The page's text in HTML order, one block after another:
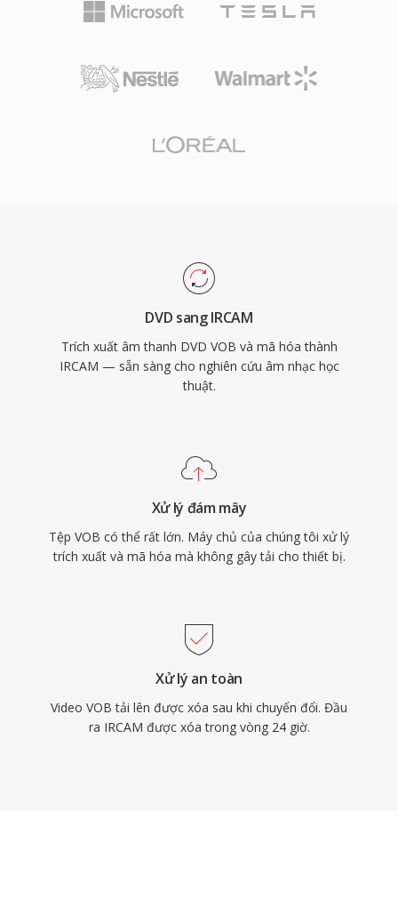
DVD sang IRCAM
Trích xuất âm thanh DVD VOB và mã hóa thành
IRCAM — sẵn sàng cho nghiên cứu âm nhạc học
thuật.
Xử lý đám mây
Tệp VOB có thể rất lớn. Máy chủ của chúng tôi xử lý
trích xuất và mã hóa mà không gây tải cho thiết bị.
Xử lý an toàn
Video VOB tải lên được xóa sau khi chuyển đổi. Đầu
ra IRCAM được xóa trong vòng 24 giờ.